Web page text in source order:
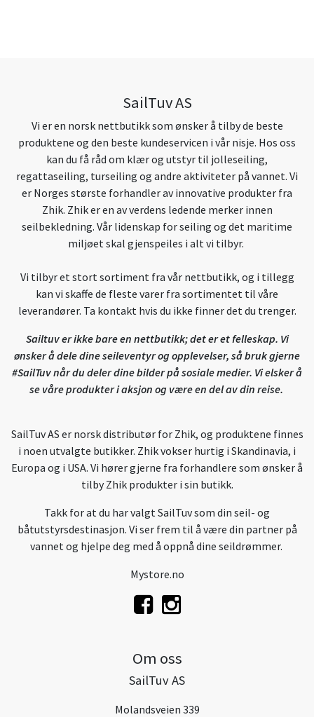
SailTuv AS
Vi er en norsk nettbutikk som ønsker å tilby de beste
produktene og den beste kundeservicen i vår nisje. Hos oss
kan du få råd om klær og utstyr til jolleseiling,
regattaseiling, turseiling og andre aktiviteter på vannet. Vi
er Norges største forhandler av innovative produkter fra
Zhik. Zhik er en av verdens ledende merker innen
seilbekledning. Vår lidenskap for seiling og det maritime
miljøet skal gjenspeiles i alt vi tilbyr.
Vi tilbyr et stort sortiment fra vår nettbutikk, og i tillegg
kan vi skaffe de fleste varer fra sortimentet til våre
leverandører. Ta kontakt hvis du ikke finner det du trenger.
Sailtuv er ikke bare en nettbutikk; det er et felleskap. Vi
ønsker å dele dine seileventyr og opplevelser, så bruk gjerne
#SailTuv når du deler dine bilder på sosiale medier. Vi elsker å
se våre produkter i aksjon og være en del av din reise.
SailTuv AS er norsk distributør for Zhik, og produktene finnes
i noen utvalgte butikker. Zhik vokser hurtig i Skandinavia, i
Europa og i USA. Vi hører gjerne fra forhandlere som ønsker å
tilby Zhik produkter i sin butikk.
Takk for at du har valgt SailTuv som din seil- og
båtutstyrsdestinasjon. Vi ser frem til å være din partner på
vannet og hjelpe deg med å oppnå dine seildrømmer.
Mystore.no
Om oss
SailTuv AS
Molandsveien 339